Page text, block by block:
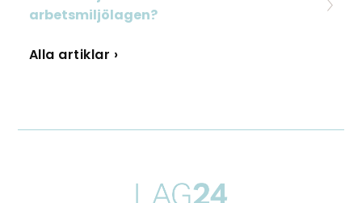
arbetsmiljölagen?
Alla artiklar ›